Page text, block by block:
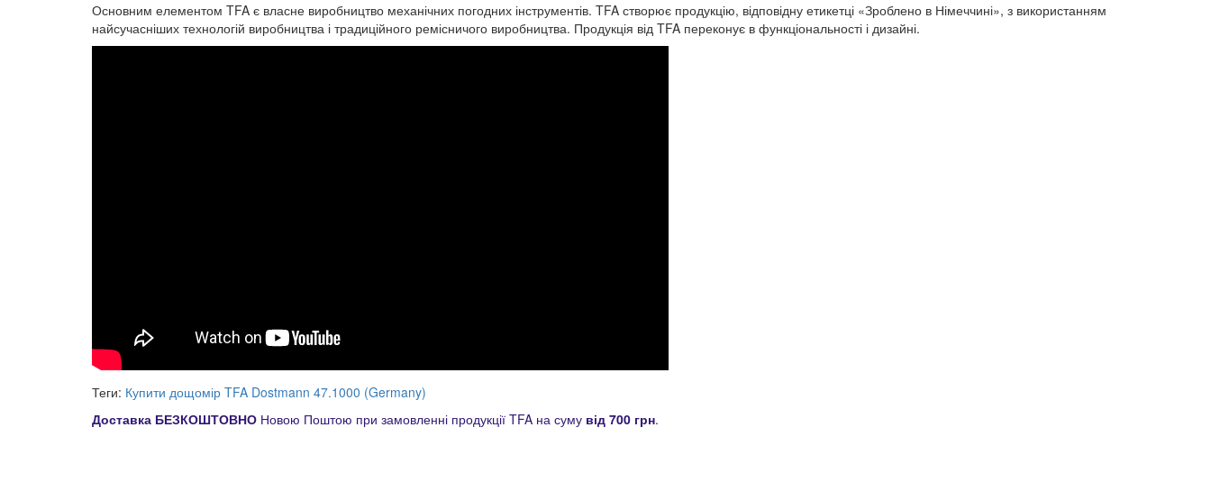
Основним елементом TFA є власне виробництво механічних погодних інструментів. TFA створює продукцію, відповідну етикетці «Зроблено в Німеччині», з використанням
найсучасніших технологій виробництва і традиційного ремісничого виробництва. Продукція від TFA переконує в функціональності і дизайні.
Теги: Купити дощомір TFA Dostmann 47.1000 (Germany)
Доставка БЕЗКОШТОВНО Новою Поштою при замовленні продукції TFA на суму від 700 грн.